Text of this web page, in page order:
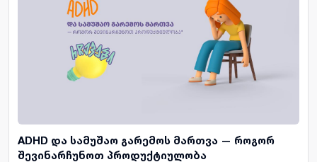
ADHD და სამუშაო გარემოს მართვა — როგორ
შევინარჩუნოთ პროდუქტიულობა